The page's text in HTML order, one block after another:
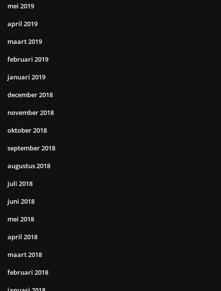
mei 2019
april 2019
maart 2019
februari 2019
januari 2019
december 2018
november 2018
oktober 2018
september 2018
augustus 2018
juli 2018
juni 2018
mei 2018
april 2018
maart 2018
februari 2018